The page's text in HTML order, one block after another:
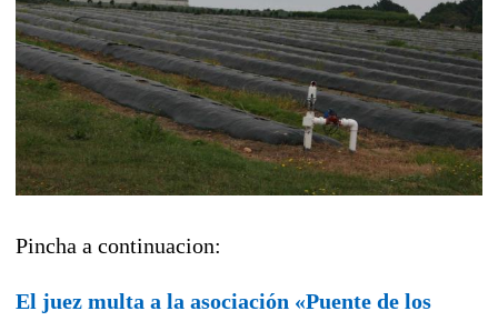
Pincha a continuacion:
El juez multa a la asociación «Puente de los